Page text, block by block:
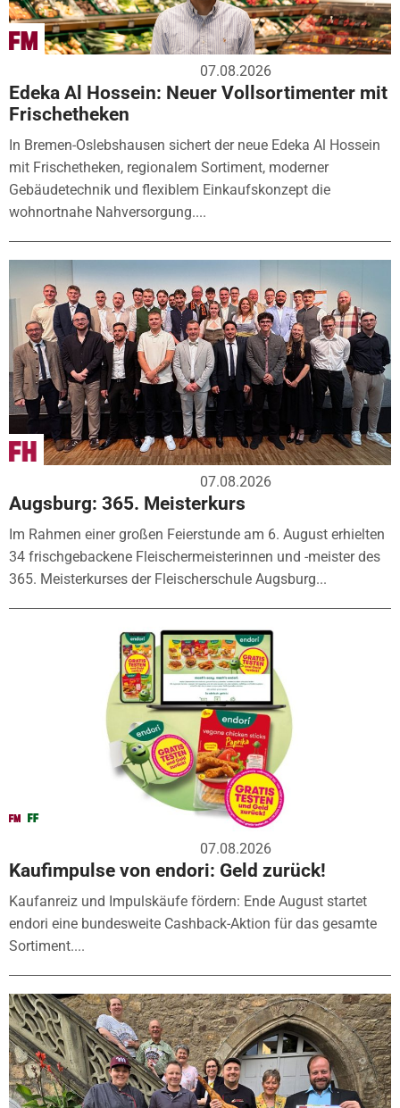
07.08.2026
Edeka Al Hossein: Neuer Vollsortimenter mit
Frischetheken
In Bremen-Oslebshausen sichert der neue Edeka Al Hossein
mit Frischetheken, regionalem Sortiment, moderner
Gebäudetechnik und flexiblem Einkaufskonzept die
wohnortnahe Nahversorgung....
07.08.2026
Augsburg: 365. Meisterkurs
Im Rahmen einer großen Feierstunde am 6. August erhielten
34 frischgebackene Fleischermeisterinnen und -meister des
365. Meisterkurses der Fleischerschule Augsburg...
07.08.2026
Kaufimpulse von endori: Geld zurück!
Kaufanreiz und Impulskäufe fördern: Ende August startet
endori eine bundesweite Cashback-Aktion für das gesamte
Sortiment....